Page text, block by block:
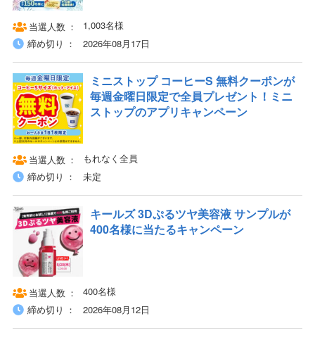
当選人数
1,003名様
締め切り
2026年08月17日
ミニストップ コーヒーS 無料クーポンが
毎週金曜日限定で全員プレゼント！ミニ
ストップのアプリキャンペーン
当選人数
もれなく全員
締め切り
未定
キールズ 3Dぷるツヤ美容液 サンプルが
400名様に当たるキャンペーン
当選人数
400名様
締め切り
2026年08月12日